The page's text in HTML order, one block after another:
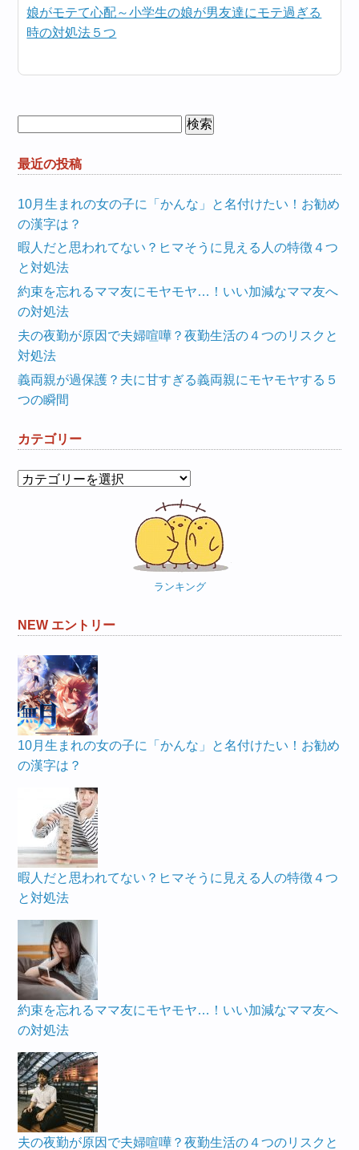
娘がモテて心配～小学生の娘が男友達にモテ過ぎる
時の対処法５つ
最近の投稿
10月生まれの女の子に「かんな」と名付けたい！お勧め
の漢字は？
暇人だと思われてない？ヒマそうに見える人の特徴４つ
と対処法
約束を忘れるママ友にモヤモヤ…！いい加減なママ友へ
の対処法
夫の夜勤が原因で夫婦喧嘩？夜勤生活の４つのリスクと
対処法
義両親が過保護？夫に甘すぎる義両親にモヤモヤする５
つの瞬間
カテゴリー
カ
ランキング
NEW エントリー
10月生まれの女の子に「かんな」と名付けたい！お勧め
の漢字は？
暇人だと思われてない？ヒマそうに見える人の特徴４つ
と対処法
約束を忘れるママ友にモヤモヤ…！いい加減なママ友へ
の対処法
夫の夜勤が原因で夫婦喧嘩？夜勤生活の４つのリスクと